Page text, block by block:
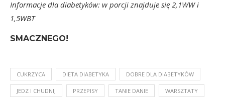
Informacje dla diabetyków: w porcji znajduje się 2,1WW i
1,5WBT
SMACZNEGO!
CUKRZYCA DIETA DIABETYKA DOBRE DLA DIABETYKÓW
JEDZ I CHUDNIJ PRZEPISY TANIE DANIE WARSZTATY